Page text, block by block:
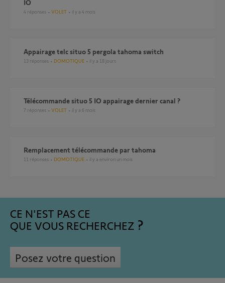
IO
4 réponses VOLET il y a 4 mois
Appairage telc situo 5 pergola tahoma switch
13 réponses DOMOTIQUE il y a 18 jours
télécommande situo 5 IO appairage dernier canal ?
7 réponses VOLET il y a 6 mois
Remplacement télécommande par tahoma
11 réponses DOMOTIQUE il y a environ un mois
CE N'EST PAS CE
QUE VOUS RECHERCHEZ
Posez votre question